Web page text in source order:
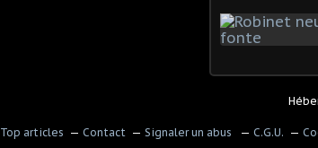
Top articles Contact Signaler un abus C.G.U.